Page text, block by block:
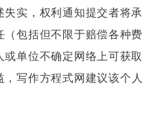
实，权利通知提交者将承
包括但不限于赔偿各种费
单位不确定网络上可获取
，写作方程式网建议该个人